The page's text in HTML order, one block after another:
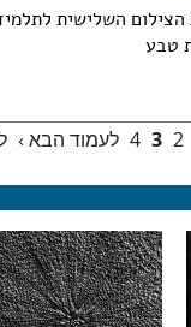
הצילום השלישית
טבע
2
3
4 לעמוד הבא ›